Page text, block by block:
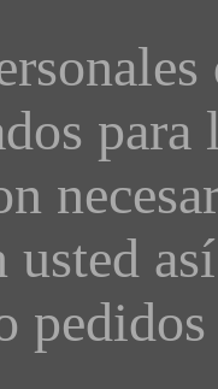
usted